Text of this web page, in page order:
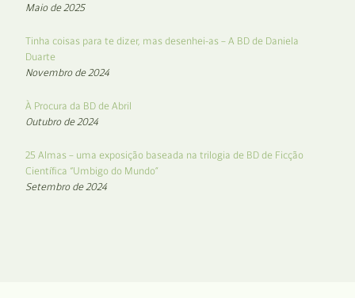
Maio de 2025
Tinha coisas para te dizer, mas desenhei-as – A BD de Daniela
Duarte
Novembro de 2024
À Procura da BD de Abril
Outubro de 2024
25 Almas – uma exposição baseada na trilogia de BD de Ficção
Científica “Umbigo do Mundo”
Setembro de 2024